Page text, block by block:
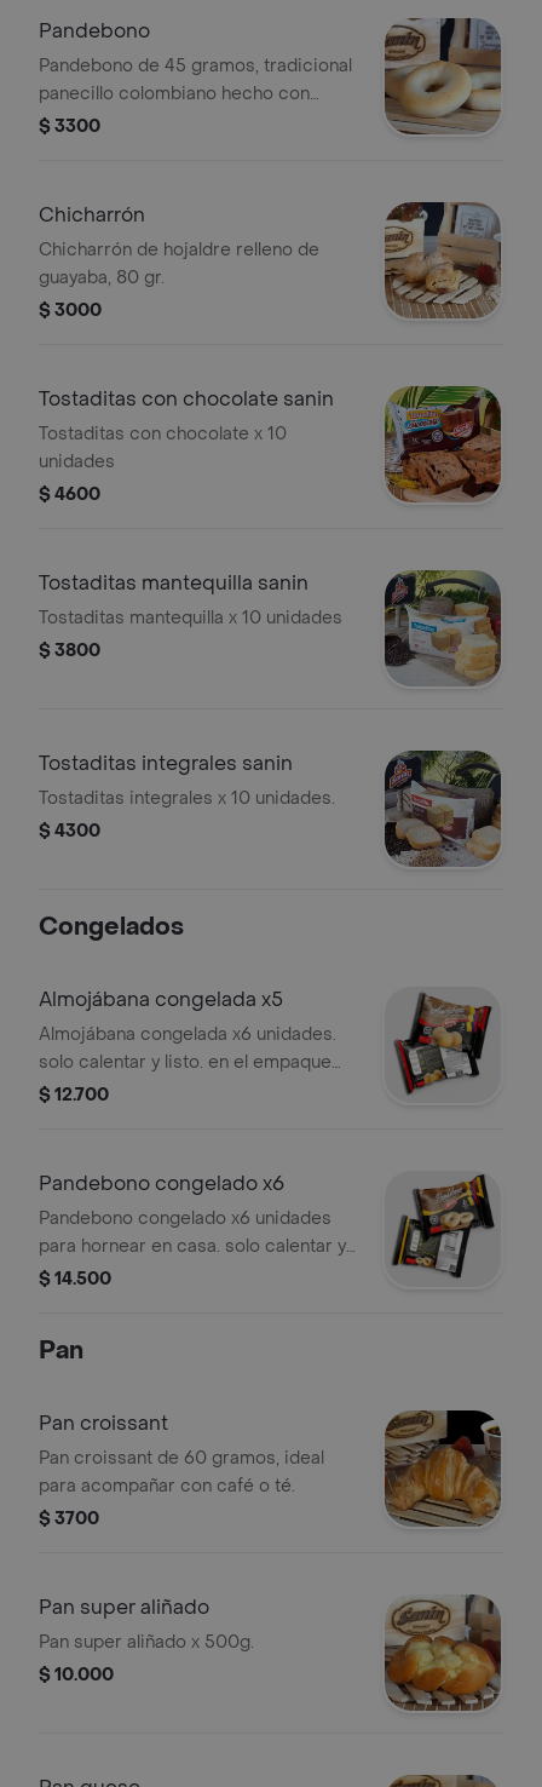
Pandebono
Pandebono de 45 gramos, tradicional
panecillo colombiano hecho con
queso y almidón de yuca.
$ 3300
Chicharrón
Chicharrón de hojaldre relleno de
guayaba, 80 gr.
$ 3000
Tostaditas con chocolate sanin
Tostaditas con chocolate x 10
unidades
$ 4600
Tostaditas mantequilla sanin
Tostaditas mantequilla x 10 unidades
$ 3800
Tostaditas integrales sanin
Tostaditas integrales x 10 unidades.
$ 4300
Congelados
Almojábana congelada x5
Almojábana congelada x6 unidades.
solo calentar y listo. en el empaque
está el instructivo.
$ 12.700
Pandebono congelado x6
Pandebono congelado x6 unidades
para hornear en casa. solo calentar y
listo. en el empaque está el
$ 14.500
Pan
Pan croissant
Pan croissant de 60 gramos, ideal
para acompañar con café o té.
$ 3700
Pan super aliñado
Pan super aliñado x 500g.
$ 10.000